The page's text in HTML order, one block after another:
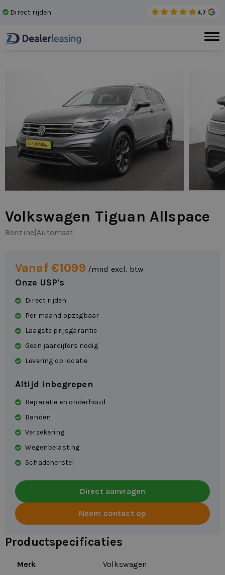
Direct rijden
Volkswagen Tiguan Allspace
Benzine |Automaat
Vanaf €1099 /mnd excl. btw
Onze USP's
Direct rijden
Per maand opzegbaar
Laagste prijsgarantie
Geen jaarcijfers nodig
Levering op locatie
Altijd inbegrepen
Reparatie en onderhoud
Banden
Verzekering
Wegenbelasting
Schadeherstel
Direct aanvragen
Neem contact op
Productspecificaties
Merk Volkswagen